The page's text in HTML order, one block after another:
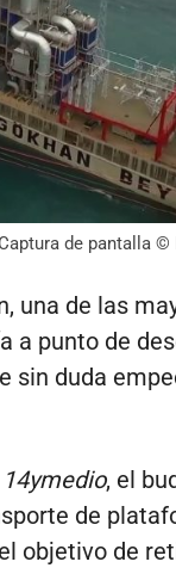
de pantalla ©
una de las
a punto de
sin duda
14ymedio, el
de
objetivo de